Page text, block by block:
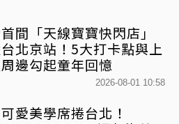
間「天線寶寶快閃店」
北京站！5大打卡點與上
邊勾起童年回憶
2026-08-01 10:58
愛美學席捲台北！